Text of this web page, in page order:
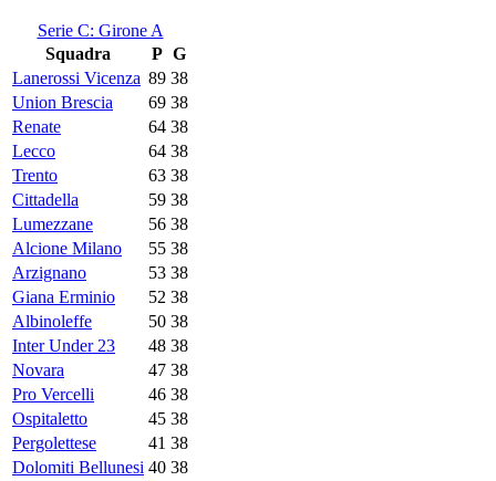
Serie C: Girone A
Squadra
P G
Lanerossi Vicenza 89 38
Union Brescia
69 38
Renate
64 38
Lecco
64 38
Trento
63 38
Cittadella
59 38
Lumezzane
56 38
Alcione Milano
55 38
Arzignano
53 38
Giana Erminio
52 38
Albinoleffe
50 38
Inter Under 23
48 38
Novara
47 38
Pro Vercelli
46 38
Ospitaletto
45 38
Pergolettese
41 38
Dolomiti Bellunesi 40 38